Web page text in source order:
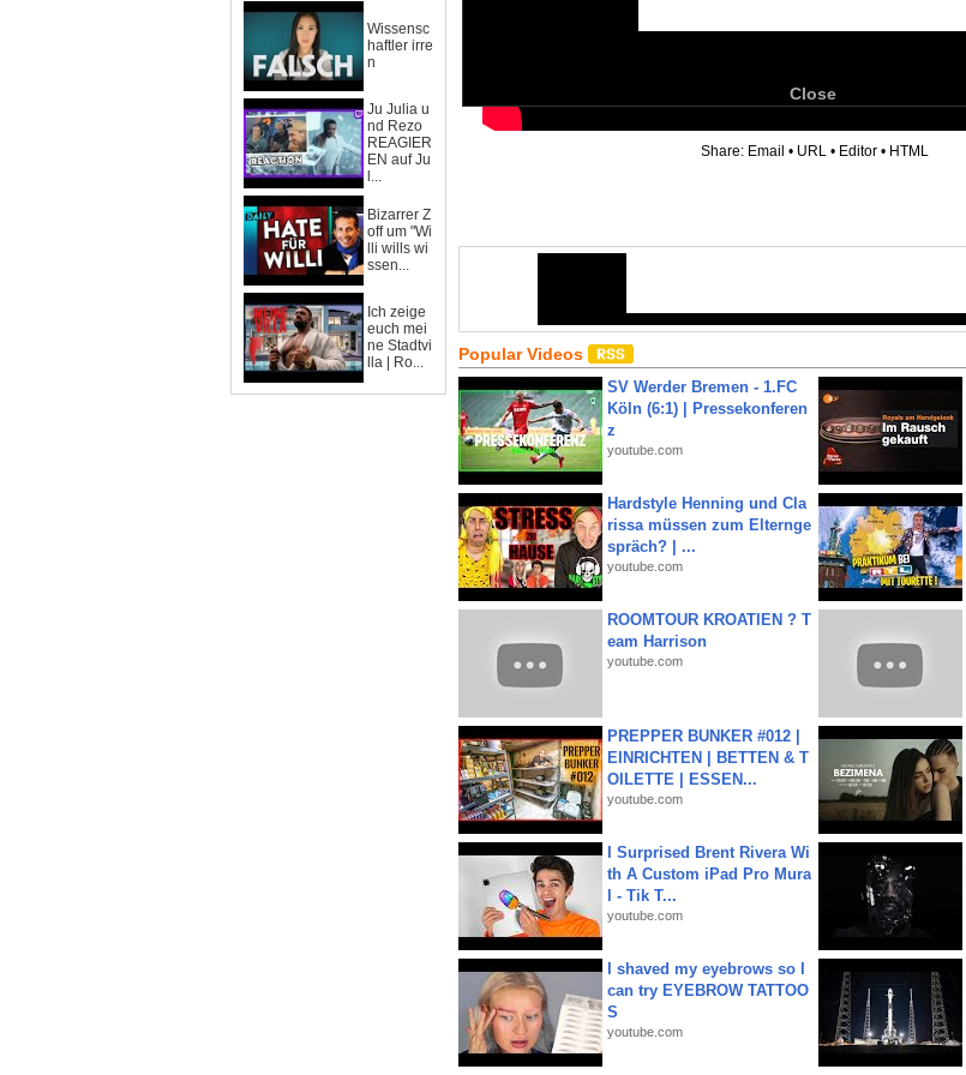
Wissensc
haftler irre
n
Ju Julia u
nd Rezo
REAGIER
EN auf Ju
l...
Bizarrer Z
off um "Wi
lli wills wi
ssen...
Ich zeige
euch mei
ne Stadtvi
lla | Ro...
Close
Share: Email • URL • Editor • HTML
Popular Videos
SV Werder Bremen - 1.FC
Köln (6:1) | Pressekonferen
z
youtube.com
Hardstyle Henning und Cla
rissa müssen zum Elternge
spräch? | ...
youtube.com
ROOMTOUR KROATIEN ? T
eam Harrison
youtube.com
PREPPER BUNKER #012 |
EINRICHTEN | BETTEN & T
OILETTE | ESSEN...
youtube.com
I Surprised Brent Rivera Wi
th A Custom iPad Pro Mura
l - Tik T...
youtube.com
I shaved my eyebrows so I
can try EYEBROW TATTOO
S
youtube.com